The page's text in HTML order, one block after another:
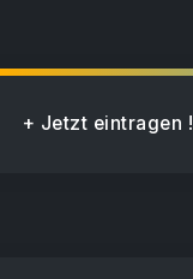
+ Jetzt eintragen !